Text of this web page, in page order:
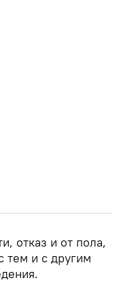
отказ и от пола,
тем и с другим